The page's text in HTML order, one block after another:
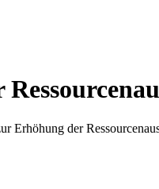
Erhöhung der